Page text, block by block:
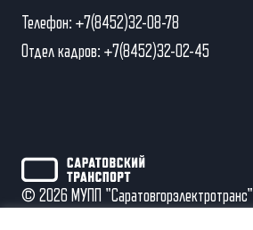
Телефон: +7(8452)32-08-78
Отдел кадров: +7(8452)32-02-45
© 2026 МУПП "Саратовгорэлектротранс"